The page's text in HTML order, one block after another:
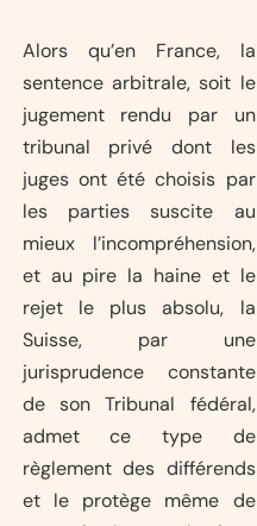
Alors qu’en France, la
sentence arbitrale, soit le
jugement rendu par un
tribunal privé dont les
juges ont été choisis par
les parties suscite au
mieux l’incompréhension,
et au pire la haine et le
rejet le plus absolu, la
Suisse, par une
jurisprudence constante
de son Tribunal fédéral,
admet ce type de
règlement des différends
et le protège même de